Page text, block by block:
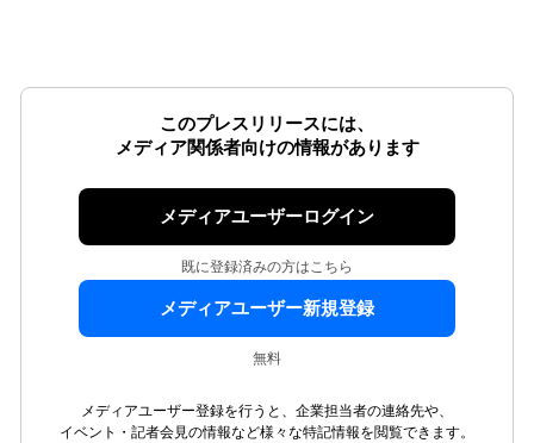
このプレスリリースには、
メディア関係者向けの情報があります
メディアユーザーログイン
既に登録済みの方はこちら
メディアユーザー新規登録
無料
メディアユーザー登録を行うと、企業担当者の連絡先や、
イベント・記者会見の情報など様々な特記情報を閲覧できます。